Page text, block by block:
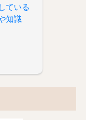
ている
知識